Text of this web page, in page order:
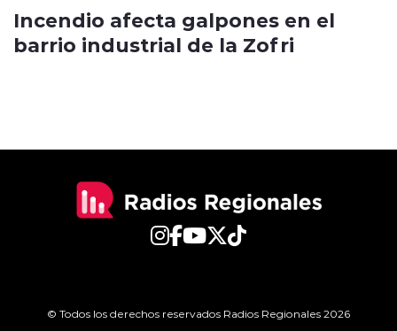
Incendio afecta galpones en el
barrio industrial de la Zofri
© Todos los derechos reservados Radios Regionales 2026